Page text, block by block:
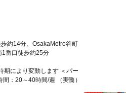
約14分、OsakaMetro谷町
1番口徒歩約25分
により変動します ＜パー
：20～40時間/週 （実働）